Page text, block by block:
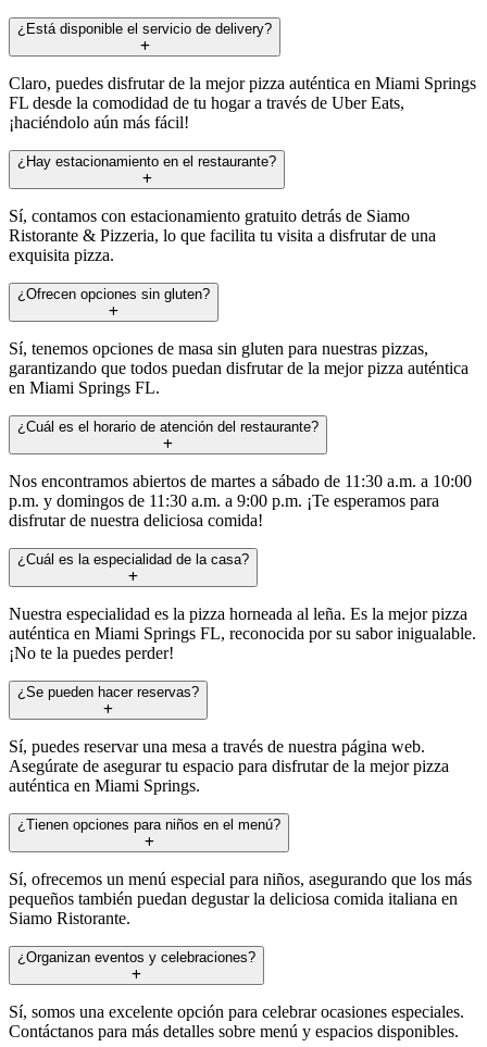
¿Está disponible el servicio de delivery?
Claro, puedes disfrutar de la mejor pizza auténtica en Miami Springs
FL desde la comodidad de tu hogar a través de Uber Eats,
¡haciéndolo aún más fácil!
¿Hay estacionamiento en el restaurante?
Sí, contamos con estacionamiento gratuito detrás de Siamo
Ristorante & Pizzeria, lo que facilita tu visita a disfrutar de una
exquisita pizza.
¿Ofrecen opciones sin gluten?
Sí, tenemos opciones de masa sin gluten para nuestras pizzas,
garantizando que todos puedan disfrutar de la mejor pizza auténtica
en Miami Springs FL.
¿Cuál es el horario de atención del restaurante?
Nos encontramos abiertos de martes a sábado de 11:30 a.m. a 10:00
p.m. y domingos de 11:30 a.m. a 9:00 p.m. ¡Te esperamos para
disfrutar de nuestra deliciosa comida!
¿Cuál es la especialidad de la casa?
Nuestra especialidad es la pizza horneada al leña. Es la mejor pizza
auténtica en Miami Springs FL, reconocida por su sabor inigualable.
¡No te la puedes perder!
¿Se pueden hacer reservas?
Sí, puedes reservar una mesa a través de nuestra página web.
Asegúrate de asegurar tu espacio para disfrutar de la mejor pizza
auténtica en Miami Springs.
¿Tienen opciones para niños en el menú?
Sí, ofrecemos un menú especial para niños, asegurando que los más
pequeños también puedan degustar la deliciosa comida italiana en
Siamo Ristorante.
¿Organizan eventos y celebraciones?
Sí, somos una excelente opción para celebrar ocasiones especiales.
Contáctanos para más detalles sobre menú y espacios disponibles.